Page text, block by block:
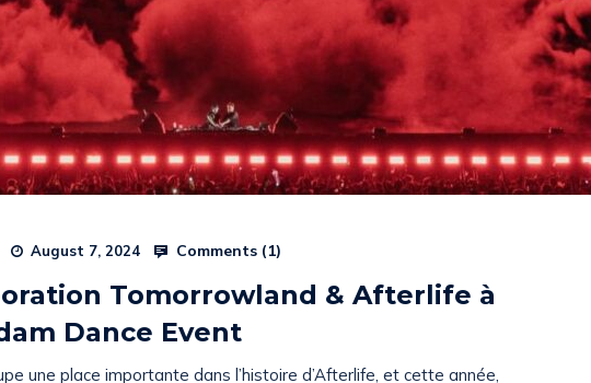
August 7, 2024 Comments (1)
Tomorrowland & Afterlife à
Dance Event
une place importante dans l’histoire d’Afterlife, et cette année,